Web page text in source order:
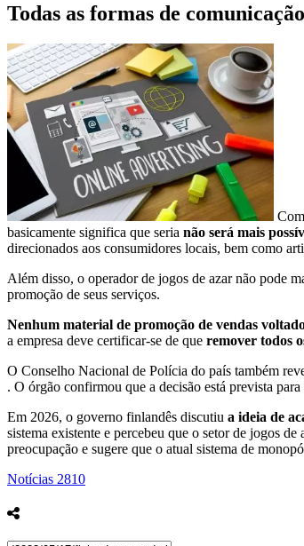
Todas as formas de
basicamente significa que seria não será mais
direcionados aos consumidores locais, bem como
Além disso, o operador de jogos de azar não pode
promoção de seus serviços.
Nenhum material de promoção de vendas
a empresa deve certificar-se de que remover todos
O Conselho Nacional de Polícia do país também
. O órgão confirmou que a decisão está prevista
Em 2026, o governo finlandês discutiu a ideia de
sistema existente e percebeu que o setor de jogos
preocupação e sugere que o atual sistema de
Notícias 2810